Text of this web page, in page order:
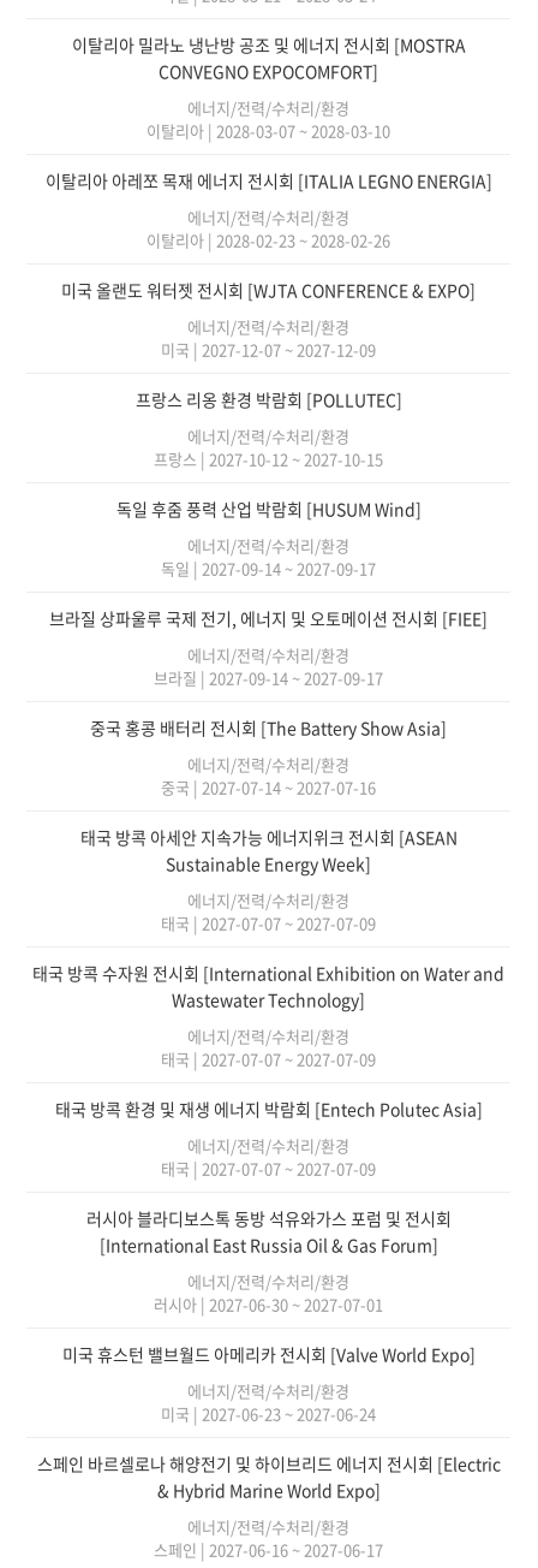
이탈리아 밀라노 냉난방 공조 및 에너지 전시회 [MOSTRA
CONVEGNO EXPOCOMFORT]
에너지/전력/수처리/환경
이탈리아 | 2028-03-07 ~ 2028-03-10
이탈리아 아레쪼 목재 에너지 전시회 [ITALIA LEGNO ENERGIA]
에너지/전력/수처리/환경
이탈리아 | 2028-02-23 ~ 2028-02-26
미국 올랜도 워터젯 전시회 [WJTA CONFERENCE & EXPO]
에너지/전력/수처리/환경
미국 | 2027-12-07 ~ 2027-12-09
프랑스 리옹 환경 박람회 [POLLUTEC]
에너지/전력/수처리/환경
프랑스 | 2027-10-12 ~ 2027-10-15
독일 후줌 풍력 산업 박람회 [HUSUM Wind]
에너지/전력/수처리/환경
독일 | 2027-09-14 ~ 2027-09-17
브라질 상파울루 국제 전기, 에너지 및 오토메이션 전시회 [FIEE]
에너지/전력/수처리/환경
브라질 | 2027-09-14 ~ 2027-09-17
중국 홍콩 배터리 전시회 [The Battery Show Asia]
에너지/전력/수처리/환경
중국 | 2027-07-14 ~ 2027-07-16
태국 방콕 아세안 지속가능 에너지위크 전시회 [ASEAN
Sustainable Energy Week]
에너지/전력/수처리/환경
태국 | 2027-07-07 ~ 2027-07-09
태국 방콕 수자원 전시회 [International Exhibition on Water and
Wastewater Technology]
에너지/전력/수처리/환경
태국 | 2027-07-07 ~ 2027-07-09
태국 방콕 환경 및 재생 에너지 박람회 [Entech Polutec Asia]
에너지/전력/수처리/환경
태국 | 2027-07-07 ~ 2027-07-09
러시아 블라디보스톡 동방 석유와가스 포럼 및 전시회
[International East Russia Oil & Gas Forum]
에너지/전력/수처리/환경
러시아 | 2027-06-30 ~ 2027-07-01
미국 휴스턴 밸브월드 아메리카 전시회 [Valve World Expo]
에너지/전력/수처리/환경
미국 | 2027-06-23 ~ 2027-06-24
스페인 바르셀로나 해양전기 및 하이브리드 에너지 전시회 [Electric
& Hybrid Marine World Expo]
에너지/전력/수처리/환경
스페인 | 2027-06-16 ~ 2027-06-17